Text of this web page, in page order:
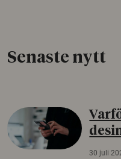
Senaste nytt
30 juli